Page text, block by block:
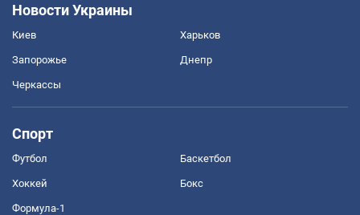
Новости Украины
Киев Харьков
Запорожье Днепр
Черкассы
Спорт
Футбол Баскетбол
Хоккей Бокс
Формула-1